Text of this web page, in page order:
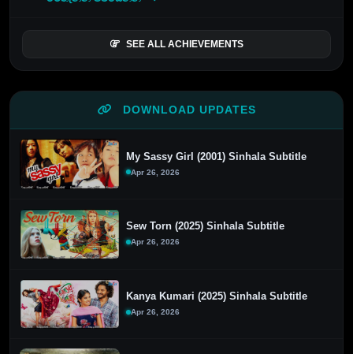
SEE ALL ACHIEVEMENTS
DOWNLOAD UPDATES
My Sassy Girl (2001) Sinhala Subtitle
Apr 26, 2026
Sew Torn (2025) Sinhala Subtitle
Apr 26, 2026
Kanya Kumari (2025) Sinhala Subtitle
Apr 26, 2026